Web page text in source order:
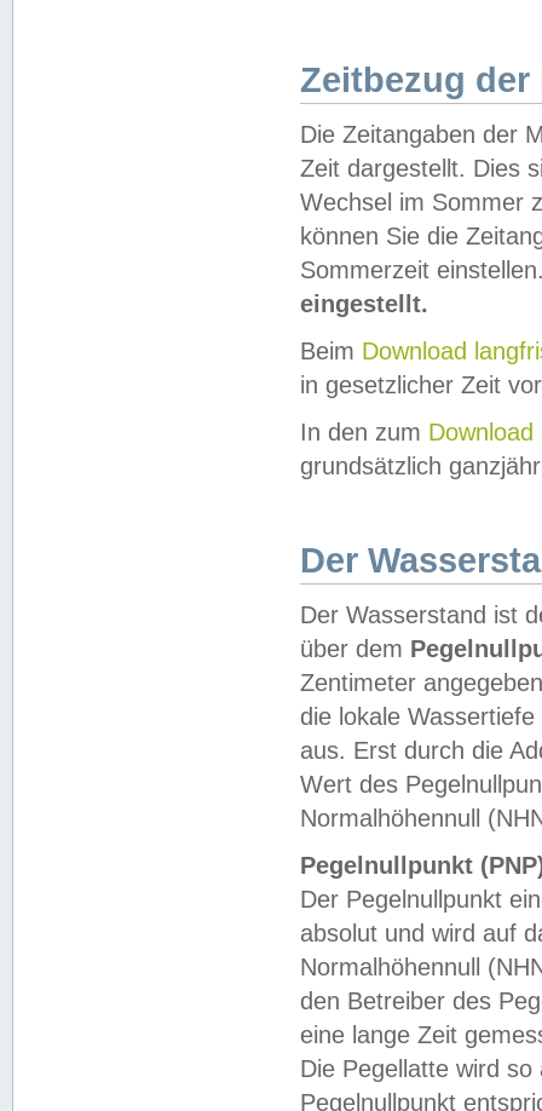
Zeitbezug der
Die Zeitangaben der
Zeit dargestellt. Dies
Wechsel im Sommer
können Sie die
Sommerzeit
eingestellt.
Beim Download
in gesetzlicher Zeit
In den zum Download
grundsätzlich
Der
Der Wasserstand ist
über dem
Zentimeter
die lokale
aus. Erst durch die
Wert des
Normalhöhennull
Pegelnullpunkt
Der Pegelnullpunkt
absolut und wird auf
Normalhöhennull
den Betreiber des
eine lange Zeit
Die Pegellatte wird
Pegelnullpunkt